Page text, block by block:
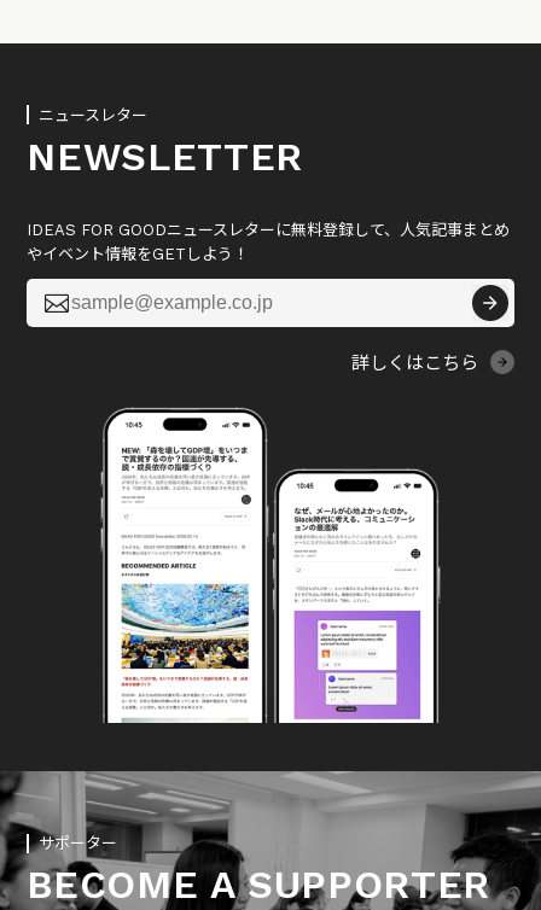
ニュースレター
NEWSLETTER
IDEAS FOR GOODニュースレターに無料登録して、人気記事まとめ
やイベント情報をGETしよう！

詳しくはこちら
サポーター
BECOME A SUPPORTER